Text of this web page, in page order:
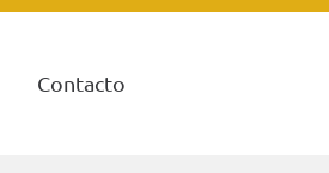
Contacto